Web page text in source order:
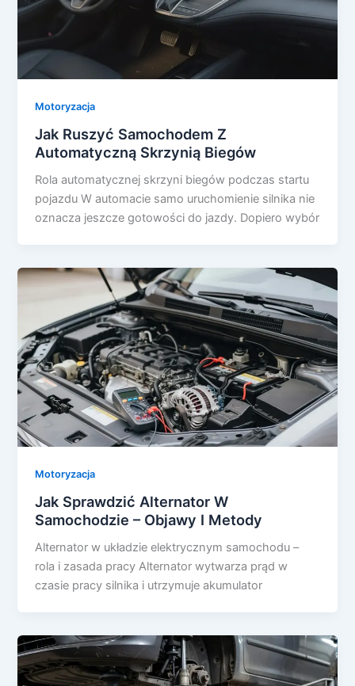
Motoryzacja
Jak Ruszyć Samochodem Z
Automatyczną Skrzynią Biegów
Rola automatycznej skrzyni biegów podczas startu
pojazdu W automacie samo uruchomienie silnika nie
oznacza jeszcze gotowości do jazdy. Dopiero wybór
Motoryzacja
Jak Sprawdzić Alternator W
Samochodzie – Objawy I Metody
Alternator w układzie elektrycznym samochodu –
rola i zasada pracy Alternator wytwarza prąd w
czasie pracy silnika i utrzymuje akumulator